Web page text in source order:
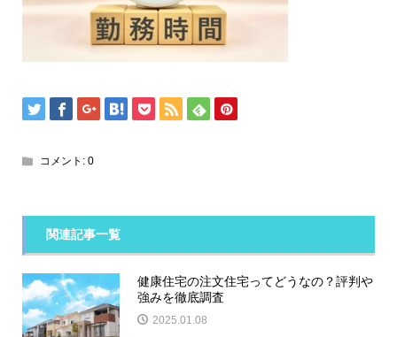
コメント: 0
関連記事一覧
健康住宅の注文住宅ってどうなの？評判や
強みを徹底調査
2025.01.08